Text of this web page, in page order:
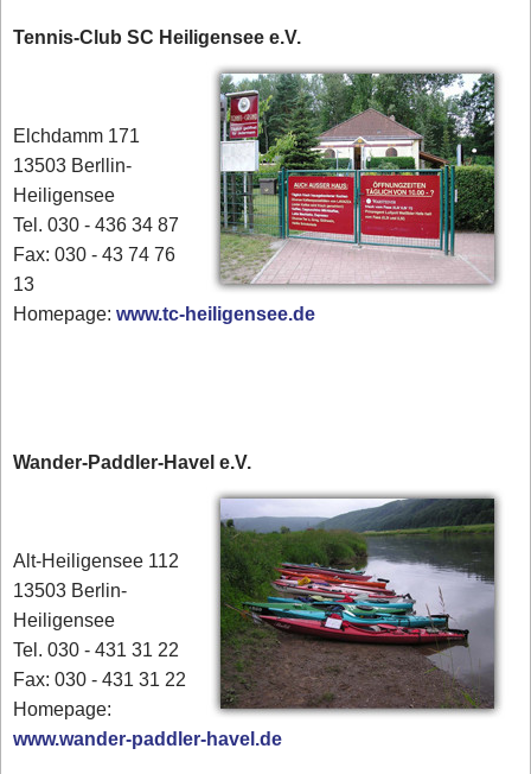
Tennis-Club SC Heiligensee e.V.
Elchdamm 171
13503 Berllin-
Heiligensee
Tel. 030 - 436 34 87
​Fax: 030 - 43 74 76
13
Homepage:www.tc-heiligensee.de
Wander-Paddler-Havel e.V.
Alt-Heiligensee 112
13503 Berlin-
Heiligensee
Tel. 030 - 431 31 22
Fax: 030 - 431 31 22
Homepage:
www.wander-paddler-havel.de